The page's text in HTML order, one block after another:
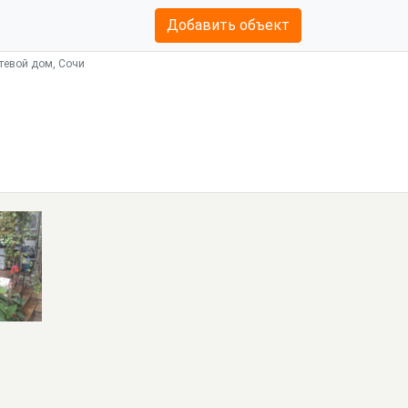
Добавить объект
дом, Сочи